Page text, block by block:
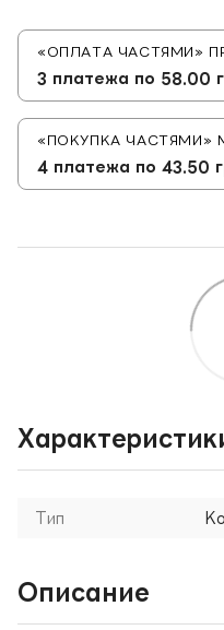
«ОПЛАТА ЧАСТЯМИ»
3 платежа по 58.00
«ПОКУПКА ЧАСТЯМИ»
4 платежа по 43.50
Тип
Описание